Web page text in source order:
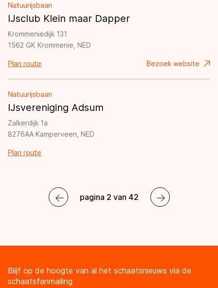
Natuurijsbaan
IJsclub Klein maar Dapper
Krommeniedijk 131
1562 GK Krommenie, NED
Plan route Bezoek website
Natuurijsbaan
IJsvereniging Adsum
Zalkerdijk 1a
8276AA Kamperveen, NED
Plan route
pagina 2 van 42
Blijf op de hoogte van al het schaatsnieuws via de
schaatsfanmailing